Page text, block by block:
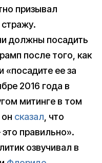
призывал
должны посадить
после того, как
«посадите ее за
2016 года в
митинге в том
сказал, что
правильно».
озвучивал в